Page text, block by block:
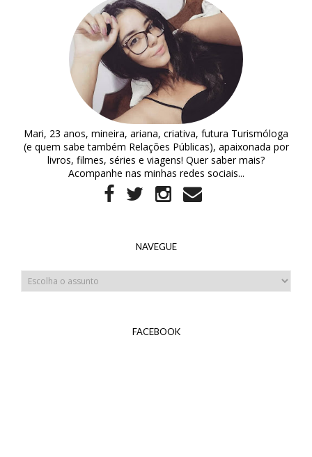
Mari, 23 anos, mineira, ariana, criativa, futura Turismóloga
(e quem sabe também Relações Públicas), apaixonada por
livros, filmes, séries e viagens! Quer saber mais?
Acompanhe nas minhas redes sociais...
NAVEGUE
FACEBOOK